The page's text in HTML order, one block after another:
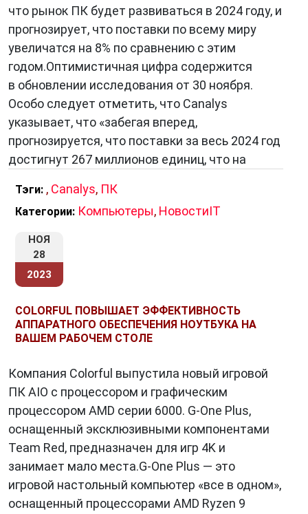
что рынок ПК будет развиваться в 2024 году, и
прогнозирует, что поставки по всему миру
увеличатся на 8% по сравнению с этим
годом.Оптимистичная цифра содержится
в обновлении исследования от 30 ноября.
Особо следует отметить, что Canalys
указывает, что «забегая вперед,
прогнозируется, что поставки за весь 2024 год
достигнут 267 миллионов единиц, что на
Тэги: , Canalys, ПК
Категории: Компьютеры, НовостиIT
НОЯ
28
2023
COLORFUL ПОВЫШАЕТ ЭФФЕКТИВНОСТЬ
АППАРАТНОГО ОБЕСПЕЧЕНИЯ НОУТБУКА НА
ВАШЕМ РАБОЧЕМ СТОЛЕ
Компания Colorful выпустила новый игровой
ПК AIO с процессором и графическим
процессором AMD серии 6000. G-One Plus,
оснащенный эксклюзивными компонентами
Team Red, предназначен для игр 4K и
занимает мало места.G-One Plus — это
игровой настольный компьютер «все в одном»,
оснащенный процессорами AMD Ryzen 9